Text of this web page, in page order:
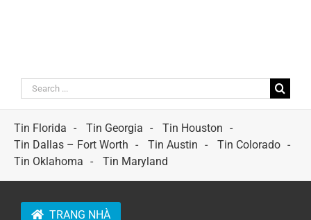
Search
for:
Tin Florida
Tin Georgia
Tin Houston
Tin Dallas – Fort Worth
Tin Austin
Tin Colorado
Tin Oklahoma
Tin Maryland
TRANG NHÀ